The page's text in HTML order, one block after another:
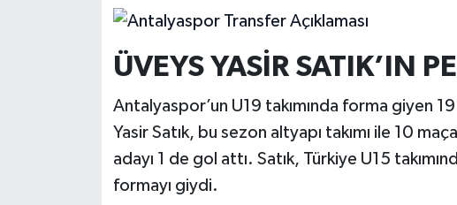
ÜVEYS YASİR SATIK’IN
Antalyaspor’un U19 takımında forma giyen
Yasir Satık, bu sezon altyapı takımı ile 10
adayı 1 de gol attı. Satık, Türkiye U15
formayı giydi.